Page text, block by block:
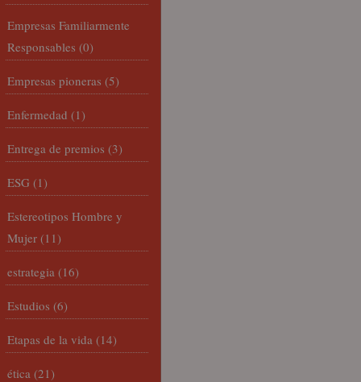
Empresas Familiarmente
Responsables (0)
Empresas pioneras (5)
Enfermedad (1)
Entrega de premios (3)
ESG (1)
Estereotipos Hombre y
Mujer (11)
estrategia (16)
Estudios (6)
Etapas de la vida (14)
ética (21)